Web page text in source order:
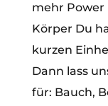
mehr
Körper Du
kurzen
Dann lass
für: Bauch,